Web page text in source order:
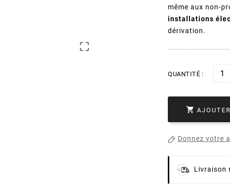

même aux non-
installations
dérivation.
QUANTITÉ :

Donnez votre
Livraison